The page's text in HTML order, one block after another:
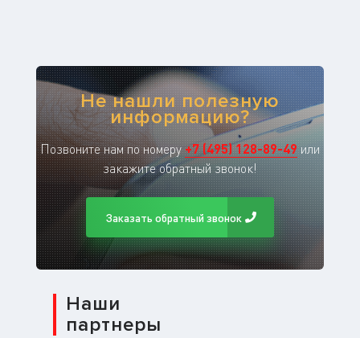
Не нашли полезную
информацию?
Позвоните нам по номеру+7(495)128-89-49 или
закажите обратный звонок!
Заказать обратный звонок
Наши
партнеры